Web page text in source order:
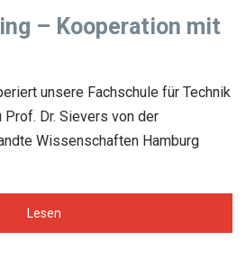
– Kooperation mit
unsere Fachschule für Technik
Prof. Dr. Sievers von der
Wissenschaften Hamburg
Lesen